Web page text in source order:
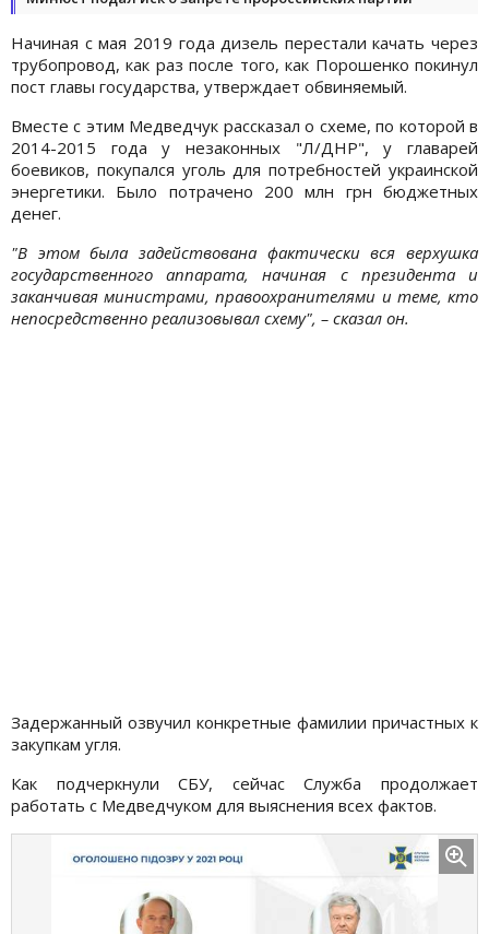
Начиная с мая 2019 года дизель перестали качать через
трубопровод, как раз после того, как Порошенко покинул
пост главы государства, утверждает обвиняемый.
Вместе с этим Медведчук рассказал о схеме, по которой в
2014-2015 года у незаконных "Л/ДНР", у главарей
боевиков, покупался уголь для потребностей украинской
энергетики. Было потрачено 200 млн грн бюджетных
денег.
"В этом была задействована фактически вся верхушка
государственного аппарата, начиная с президента и
заканчивая министрами, правоохранителями и теме, кто
непосредственно реализовывал схему", – сказал он.
Задержанный озвучил конкретные фамилии причастных к
закупкам угля.
Как подчеркнули СБУ, сейчас Служба продолжает
работать с Медведчуком для выяснения всех фактов.